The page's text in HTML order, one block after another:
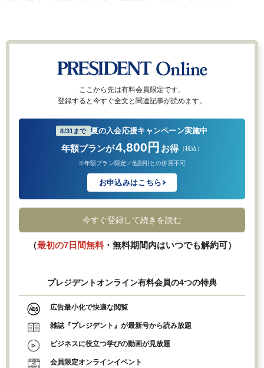
ここから先は有料会員限定です。
登録すると今すぐ全文と関連記事が読めます。
8/31まで 夏の入会応援キャンペーン実施中
年額プランが4,800円 お得 （税込）
※年額プラン限定／他割引との併用不可
お申込みはこちら
今すぐ登録して続きを読む
（最初の7日間無料・無料期間内はいつでも解約可）
プレジデントオンライン有料会員の4つの特典
広告最小化で快適な閲覧
雑誌『プレジデント』が最新号から読み放題
ビジネスに役立つ学びの動画が見放題
会員限定オンラインイベント